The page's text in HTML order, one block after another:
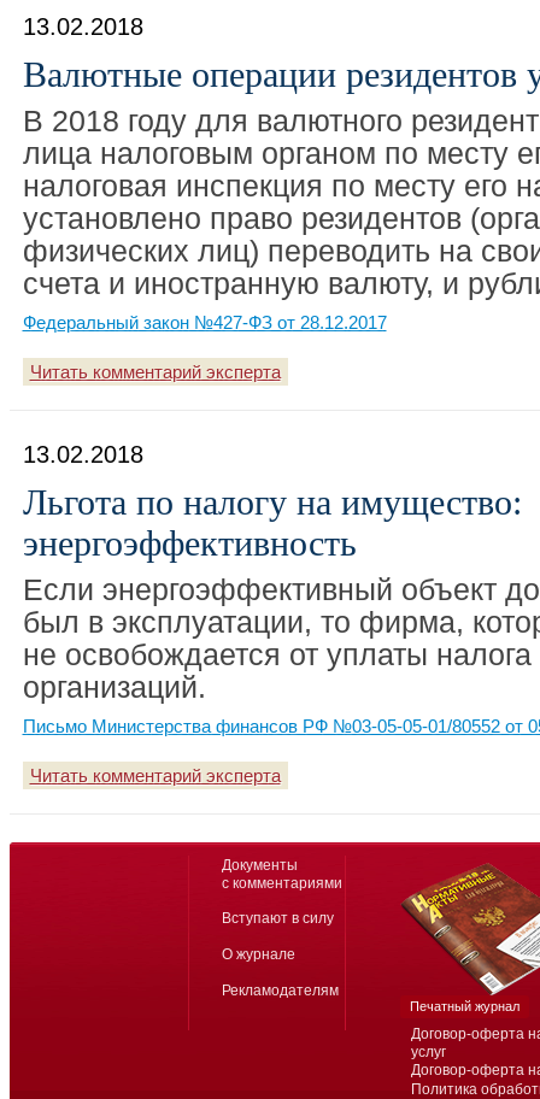
13.02.2018
Валютные операции резидентов
В 2018 году для валютного
лица налоговым органом по месту
налоговая инспекция по месту его
установлено право резидентов
физических лиц) переводить на
счета и иностранную валюту, и
Федеральный закон №427-ФЗ от 28.12.2017
Читать комментарий эксперта
13.02.2018
Льгота по налогу на имущество:
энергоэффективность
Если энергоэффективный объект
был в эксплуатации, то фирма,
не освобождается от уплаты
организаций.
Письмо Министерства финансов РФ №03-05-05-01/80552 от
Читать комментарий эксперта
Договор-оферта
услуг
Договор-оферта
Политика
Документы
с комментариями
Вступают в силу
О журнале
Рекламодателям
Печатный журнал